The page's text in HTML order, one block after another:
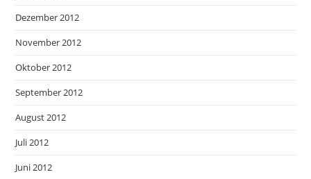
Dezember 2012
November 2012
Oktober 2012
September 2012
August 2012
Juli 2012
Juni 2012